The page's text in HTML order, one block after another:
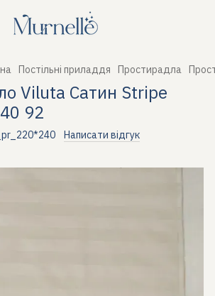
Постільні приладдя Простирадла
Viluta Сатин Stripe
92
Написати відгук